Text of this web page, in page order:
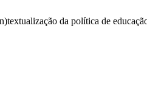
da política de